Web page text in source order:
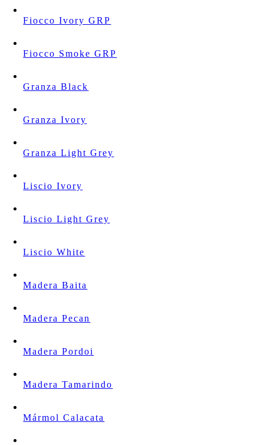
Fiocco Ivory GRP
Fiocco Smoke GRP
Granza Black
Granza Ivory
Granza Light Grey
Liscio Ivory
Liscio Light Grey
Liscio White
Madera Baita
Madera Pecan
Madera Pordoi
Madera Tamarindo
Mármol Calacata